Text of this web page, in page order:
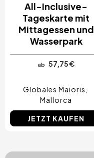
All-Inclusive-
Tageskarte mit
Mittagessen und
Wasserpark
ab 57,75 €
Globales Maioris
Mallorca
JETZT KAUFEN